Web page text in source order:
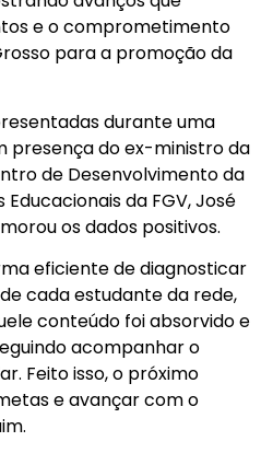
e o comprometimento
para a promoção da
durante uma
presença do ex-ministro da
de Desenvolvimento da
da FGV, José
os dados positivos.
eficiente de diagnosticar
cada estudante da rede,
conteúdo foi absorvido e
acompanhar o
Feito isso, o próximo
e avançar com o